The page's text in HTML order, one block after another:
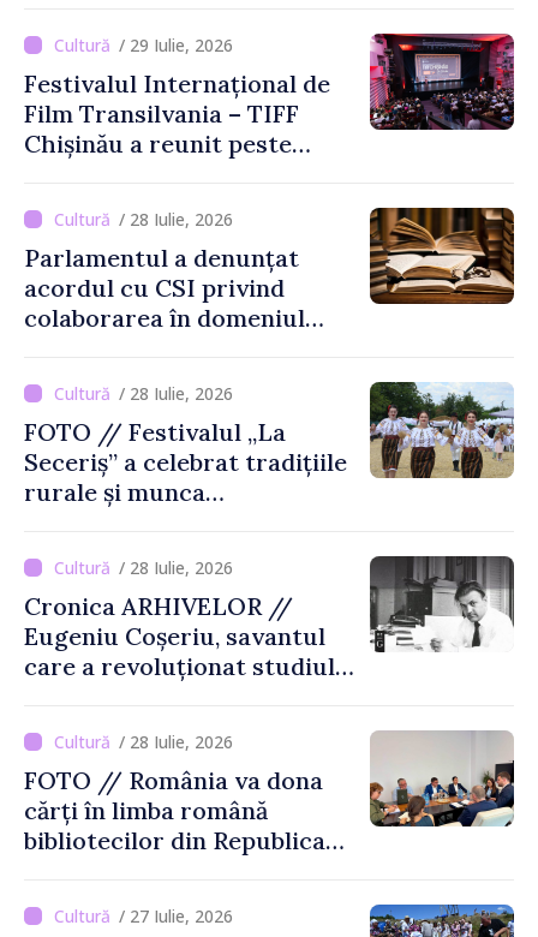
/ 29 Iulie, 2026
Festivalul Internațional de
Film Transilvania – TIFF
Chișinău a reunit peste
de-a șasea ediție
/ 28 Iulie, 2026
Parlamentul a denunțat
acordul cu CSI privind
colaborarea în domeniul
/ 28 Iulie, 2026
FOTO // Festivalul „La
Seceriș” a celebrat tradițiile
rurale și munca
/ 28 Iulie, 2026
Cronica ARHIVELOR //
Eugeniu Coșeriu, savantul
care a revoluționat studiul
/ 28 Iulie, 2026
FOTO // România va dona
cărți în limba română
bibliotecilor din Republica
/ 27 Iulie, 2026